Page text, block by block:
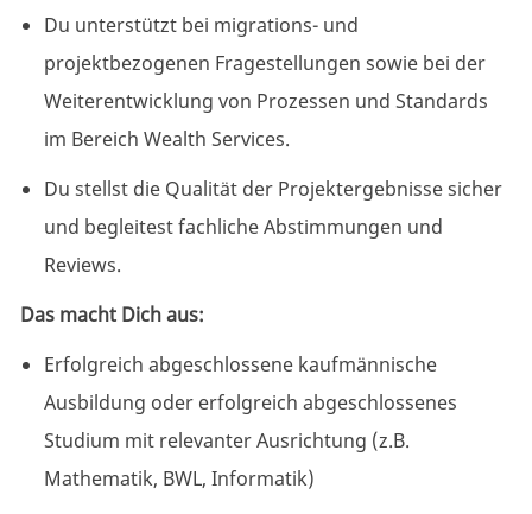
Du unterstützt bei migrations- und
projektbezogenen Fragestellungen sowie bei der
Weiterentwicklung von Prozessen und Standards
im Bereich Wealth Services.
Du stellst die Qualität der Projektergebnisse sicher
und begleitest fachliche Abstimmungen und
Reviews.
Das macht Dich aus:
Erfolgreich abgeschlossene kaufmännische
Ausbildung oder erfolgreich abgeschlossenes
Studium mit relevanter Ausrichtung (z.B.
Mathematik, BWL, Informatik)